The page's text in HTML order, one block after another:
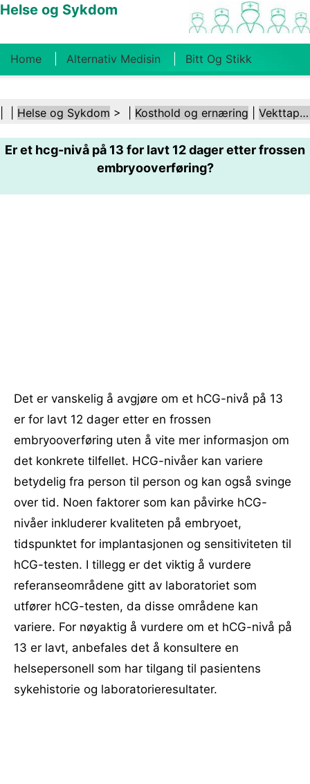
Helse og Sykdom
Home Alternativ Medisin Bitt Og Stikk
Kosthold Og Ernæring Familiehelse
Helsebransjen Psykisk Helse Folkehelse Og
Helse og Sykdom > | Kosthold og ernæring Vekttap etter fødsel
Er et hcg-nivå på 13 for lavt 12 dager etter frossen
embryooverføring?
Det er vanskelig å avgjøre om et hCG-nivå på 13
er for lavt 12 dager etter en frossen
embryooverføring uten å vite mer informasjon om
det konkrete tilfellet. HCG-nivåer kan variere
betydelig fra person til person og kan også svinge
over tid. Noen faktorer som kan påvirke hCG-
nivåer inkluderer kvaliteten på embryoet,
tidspunktet for implantasjonen og sensitiviteten til
hCG-testen. I tillegg er det viktig å vurdere
referanseområdene gitt av laboratoriet som
utfører hCG-testen, da disse områdene kan
variere. For nøyaktig å vurdere om et hCG-nivå på
13 er lavt, anbefales det å konsultere en
helsepersonell som har tilgang til pasientens
sykehistorie og laboratorieresultater.